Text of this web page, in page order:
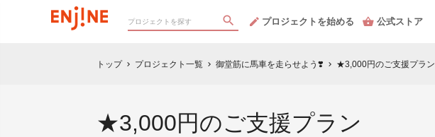
プロジェクトを始める 公式ストア
トップ chevron_right プロジェクト一覧 chevron_right 御堂筋に馬車を走らせよう❣️ chevron_right ★3,000円のご支援プラン
★3,000円のご支援プラン